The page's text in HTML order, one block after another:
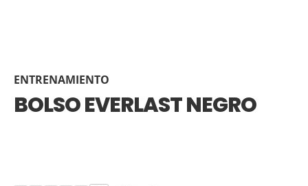
ENTRENAMIENTO
BOLSO EVERLAST NEGRO